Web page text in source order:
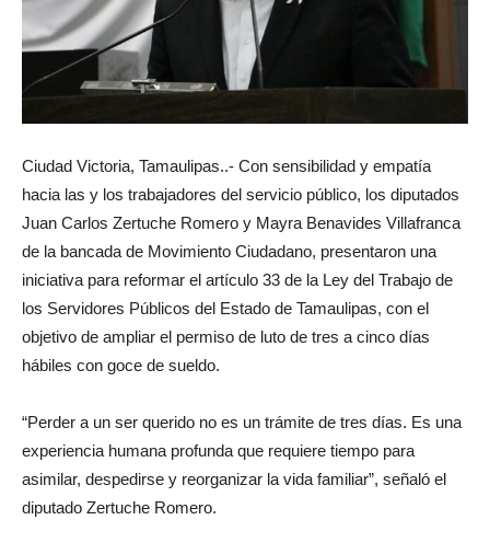
Ciudad Victoria, Tamaulipas..- Con sensibilidad y empatía
hacia las y los trabajadores del servicio público, los diputados
Juan Carlos Zertuche Romero y Mayra Benavides Villafranca
de la bancada de Movimiento Ciudadano, presentaron una
iniciativa para reformar el artículo 33 de la Ley del Trabajo de
los Servidores Públicos del Estado de Tamaulipas, con el
objetivo de ampliar el permiso de luto de tres a cinco días
hábiles con goce de sueldo.
“Perder a un ser querido no es un trámite de tres días. Es una
experiencia humana profunda que requiere tiempo para
asimilar, despedirse y reorganizar la vida familiar”, señaló el
diputado Zertuche Romero.